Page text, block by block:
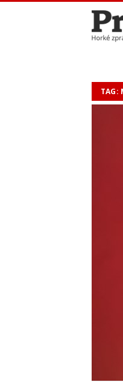
TAG: